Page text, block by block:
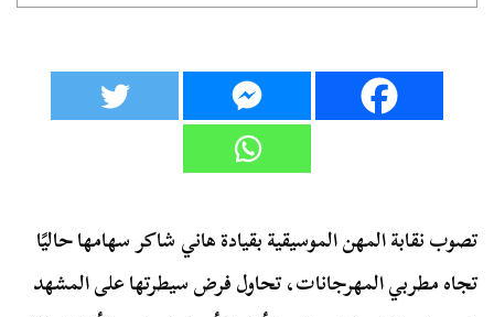
تصوب نقابة المهن الموسيقية بقيادة هاني شاكر سهامها حاليًا
تجاه مطربي المهرجانات، تحاول فرض سيطرتها على المشهد